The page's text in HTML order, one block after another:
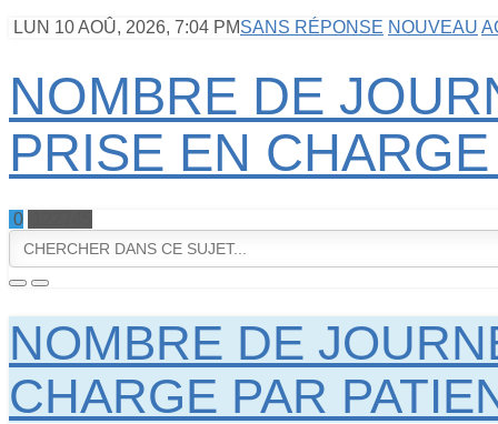
LUN 10 AOÛ, 2026, 7:04 PMSANS RÉPONSE NOUVEAU
NOMBRE DE
PRISE EN
0
NOMBRE DE
CHARGE PAR